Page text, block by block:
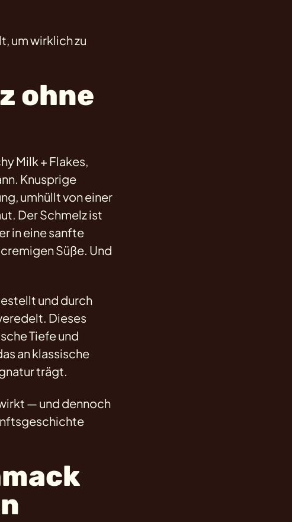
um wirklich zu
ohne
Milk + Flakes,
Knusprige
umhüllt von einer
Der Schmelz ist
in eine sanfte
Süße. Und
und durch
Dieses
Tiefe und
an klassische
trägt.
— und dennoch